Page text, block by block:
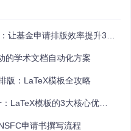
申请排版效率提升300%的神器
的学术文档自动化方案
版：LaTeX模板全攻略
的3大核心优势与零门槛实践指南
申请书撰写流程